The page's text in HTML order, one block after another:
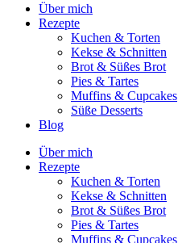
Über mich
Rezepte
Kuchen & Torten
Kekse & Schnitten
Brot & Süßes Brot
Pies & Tartes
Muffins & Cupcakes
Süße Desserts
Blog
Über mich
Rezepte
Kuchen & Torten
Kekse & Schnitten
Brot & Süßes Brot
Pies & Tartes
Muffins & Cupcakes